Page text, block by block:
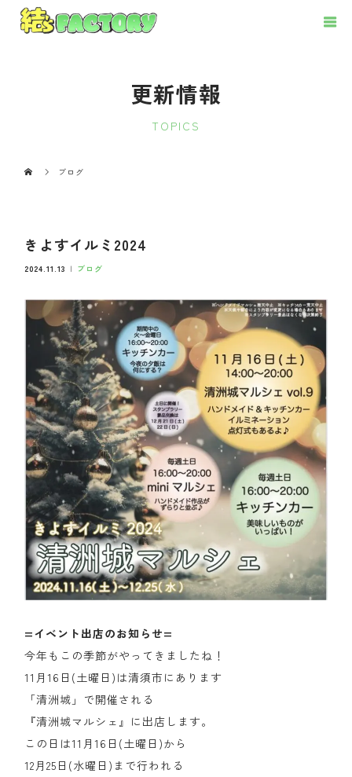
更新情報
TOPICS
ブログ
きよすイルミ2024
2024.11.13 ブログ
=イベント出店のお知らせ=
今年もこの季節がやってきましたね！
11月16日(土曜日)は清須市にあります
「清洲城」で開催される
『清洲城マルシェ』に出店します。
この日は11月16日(土曜日)から
12月25日(水曜日)まで行われる